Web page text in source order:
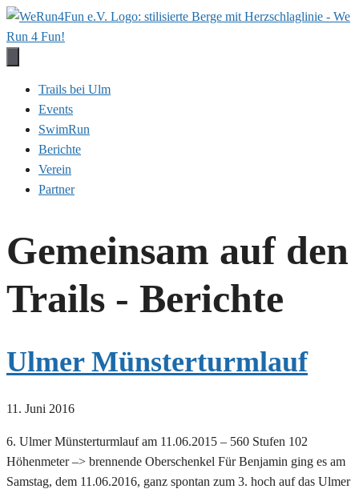
Zum
Inhalt
Trails bei Ulm
Events
SwimRun
Berichte
Verein
Partner
Gemeinsam auf den
Trails - Berichte
Ulmer Münsterturmlauf
11. Juni 2016
6. Ulmer Münsterturmlauf am 11.06.2015 – 560 Stufen 102
Höhenmeter –> brennende Oberschenkel Für Benjamin ging es am
Samstag, dem 11.06.2016, ganz spontan zum 3. hoch auf das Ulmer